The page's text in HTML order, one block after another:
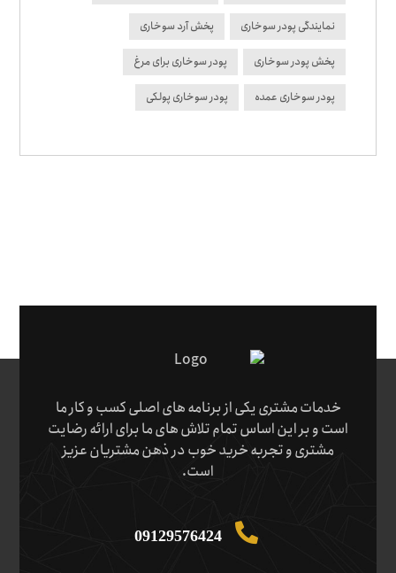
نمایندگی پودر سوخاری پخش آرد سوخاری
پخش پودر سوخاری پودر سوخاری برای مرغ
پودر سوخاری عمده پودر سوخاری پولکی
خدمات مشتری یکی از برنامه های اصلی کسب و کار ما
است و بر این اساس تمام تلاش های ما برای ارائه رضایت
مشتری و تجربه خرید خوب در ذهن مشتریان عزیز
است.
09129576424